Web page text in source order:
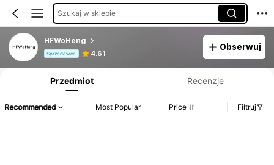
Szukaj w sklepie
HFWoHeng
Sprzedawca 4.61
Obserwuj
Informacje o produkcie: Ujawnienie ceny, dane dotyczące sprzedaży i stanu magazynowego.
Przedmiot Recenzje
Recommended Most Popular Price Filtruj